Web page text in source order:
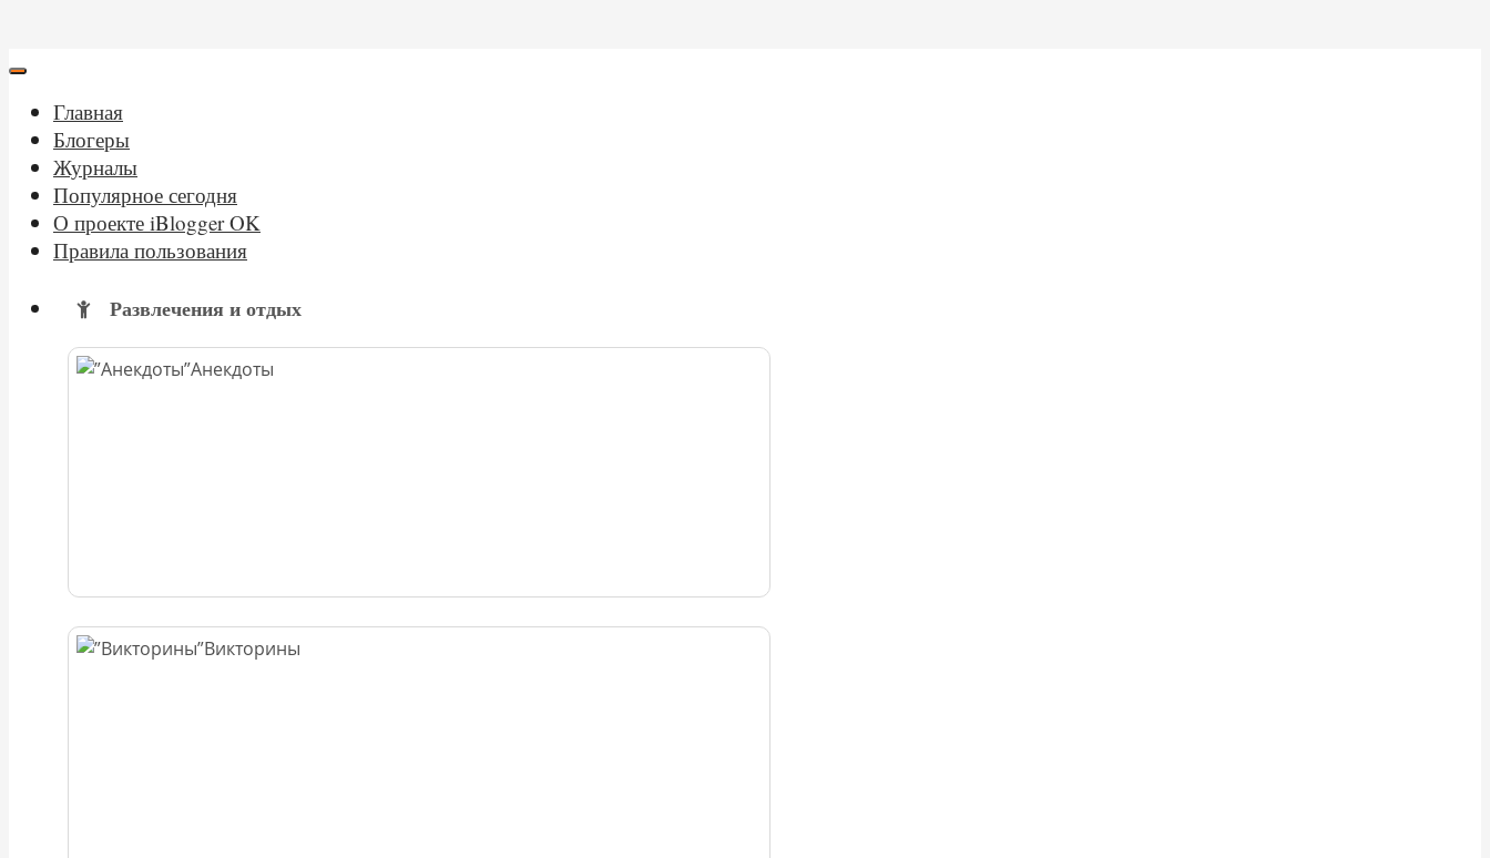
Главная
Блогеры
Журналы
Популярное сегодня
О проекте iBlogger OK
Правила пользования
Развлечения и отдых
Анекдоты
Викторины